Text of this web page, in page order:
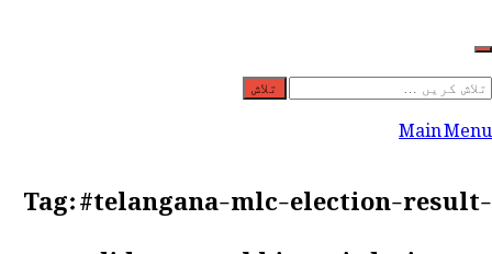
تلاش
کریں
Main Menu
Tag:#telangana-mlc-election-result-